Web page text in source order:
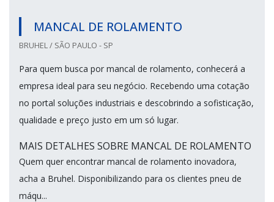
MANCAL DE ROLAMENTO
BRUHEL / SÃO PAULO - SP
Para quem busca por mancal de rolamento, conhecerá a
empresa ideal para seu negócio. Recebendo uma cotação
no portal soluções industriais e descobrindo a sofisticação,
qualidade e preço justo em um só lugar.
MAIS DETALHES SOBRE MANCAL DE ROLAMENTO
Quem quer encontrar mancal de rolamento inovadora,
acha a Bruhel. Disponibilizando para os clientes pneu de
máqu...